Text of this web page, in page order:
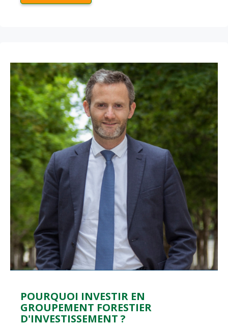
POURQUOI INVESTIR EN
GROUPEMENT FORESTIER
D'INVESTISSEMENT ?